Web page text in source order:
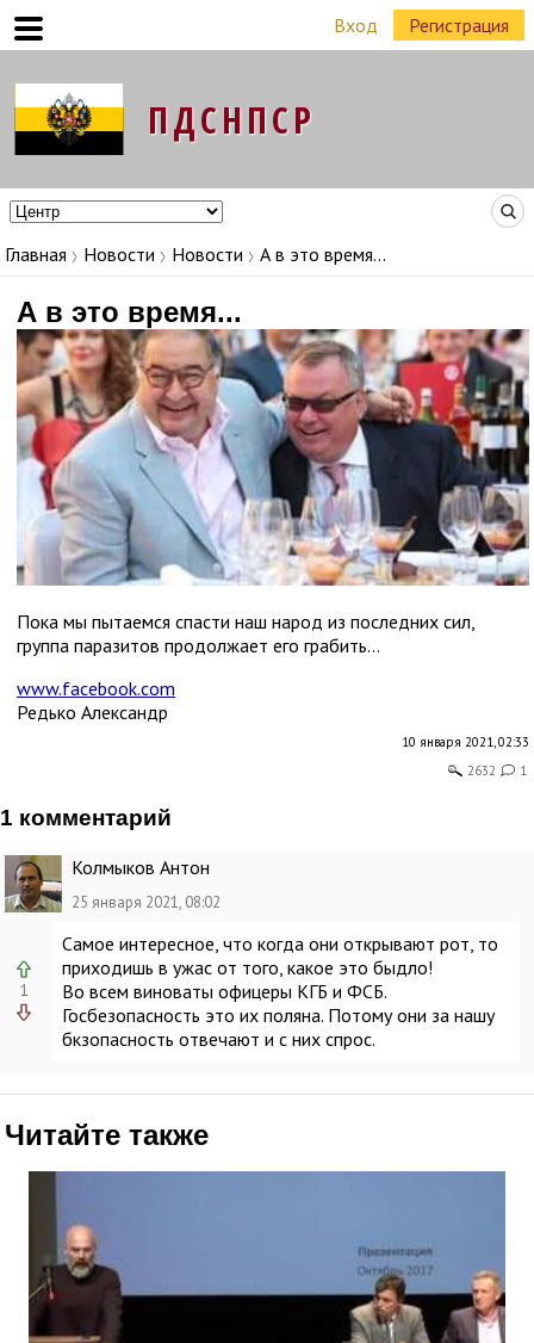
Вход Регистрация
Главная Новости Новости А в это время...
А в это время...
Пока мы пытаемся спасти наш народ из последних сил,
группа паразитов продолжает его грабить...
www.facebook.com
Редько Александр
10 января 2021, 02:33
2632
1
1 комментарий
Колмыков Антон
25 января 2021, 08:02
1
Самое интересное, что когда они открывают рот, то
приходишь в ужас от того, какое это быдло!
Во всем виноваты офицеры КГБ и ФСБ.
Госбезопасность это их поляна. Потому они за нашу
бкзопасность отвечают и с них спрос.
Читайте также